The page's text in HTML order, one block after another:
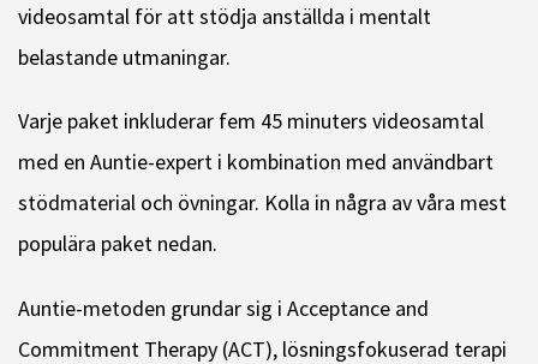
videosamtal för att stödja anställda i mentalt
belastande utmaningar.
Varje paket inkluderar fem 45 minuters videosamtal
med en Auntie-expert i kombination med användbart
stödmaterial och övningar. Kolla in några av våra mest
populära paket nedan.
Auntie-metoden grundar sig i Acceptance and
Commitment Therapy (ACT), lösningsfokuserad terapi